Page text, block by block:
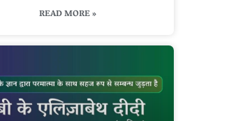
READ MORE »